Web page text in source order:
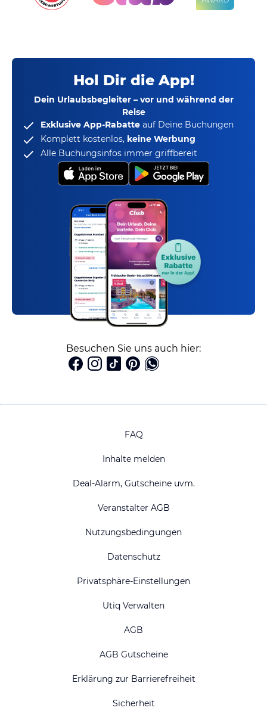
Hol Dir die App!
Dein Urlaubsbegleiter – vor und während der
Reise
Exklusive App-Rabatte auf Deine Buchungen
Komplett kostenlos, keine Werbung
Alle Buchungsinfos immer griffbereit
Besuchen Sie uns auch hier:
FAQ
Inhalte melden
Deal-Alarm, Gutscheine uvm.
Veranstalter AGB
Nutzungsbedingungen
Datenschutz
Privatsphäre-Einstellungen
Utiq Verwalten
AGB
AGB Gutscheine
Erklärung zur Barrierefreiheit
Sicherheit